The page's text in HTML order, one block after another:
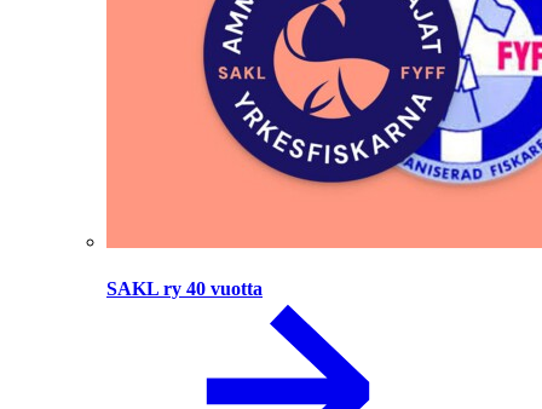
SAKL ry 40 vuotta